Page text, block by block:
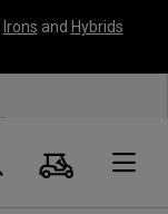
Irons and Hybrids
Panier